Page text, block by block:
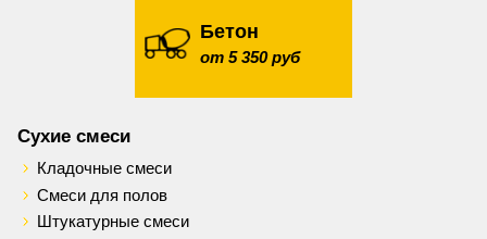
Бетон
от 5 350 руб
Сухие смеси
Кладочные смеси
Смеси для полов
Штукатурные смеси